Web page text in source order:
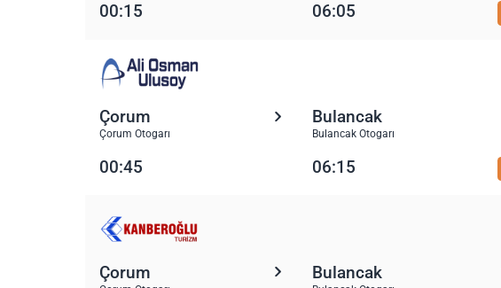
00:15 06:05
Çorum
Çorum Otogarı
Bulancak
Bulancak Otogarı
00:45 06:15
Çorum Bulancak